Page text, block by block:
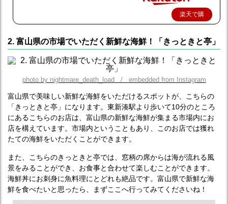
楽天で購
2. 富山県の市場でいただく新鮮な海鮮！「きっときと亭」
photo by nightmare_death_load / embedded from Instagram
富山県で美味しい新鮮な海鮮をいただけるスポットが、こちらの
「きっときと亭」になります。東新湊駅より歩いて10分のところ
にあるこちらのお店は、富山県の新鮮な海鮮が集まる市場内にお
店を構えています。市場内ということもあり、このお店では獲れ
たての海鮮をいただくことができます。
また、こちらのきっときと亭では、窓柄の席からは海が流れる風
景をみることができ、お食事と合わせて楽しむことができます。
海鮮丼にお刺身に魚料理にとどれも絶品です。富山県で新鮮な海
鮮を食べたいと思ったら、まずここへ行ってみてくださいね！